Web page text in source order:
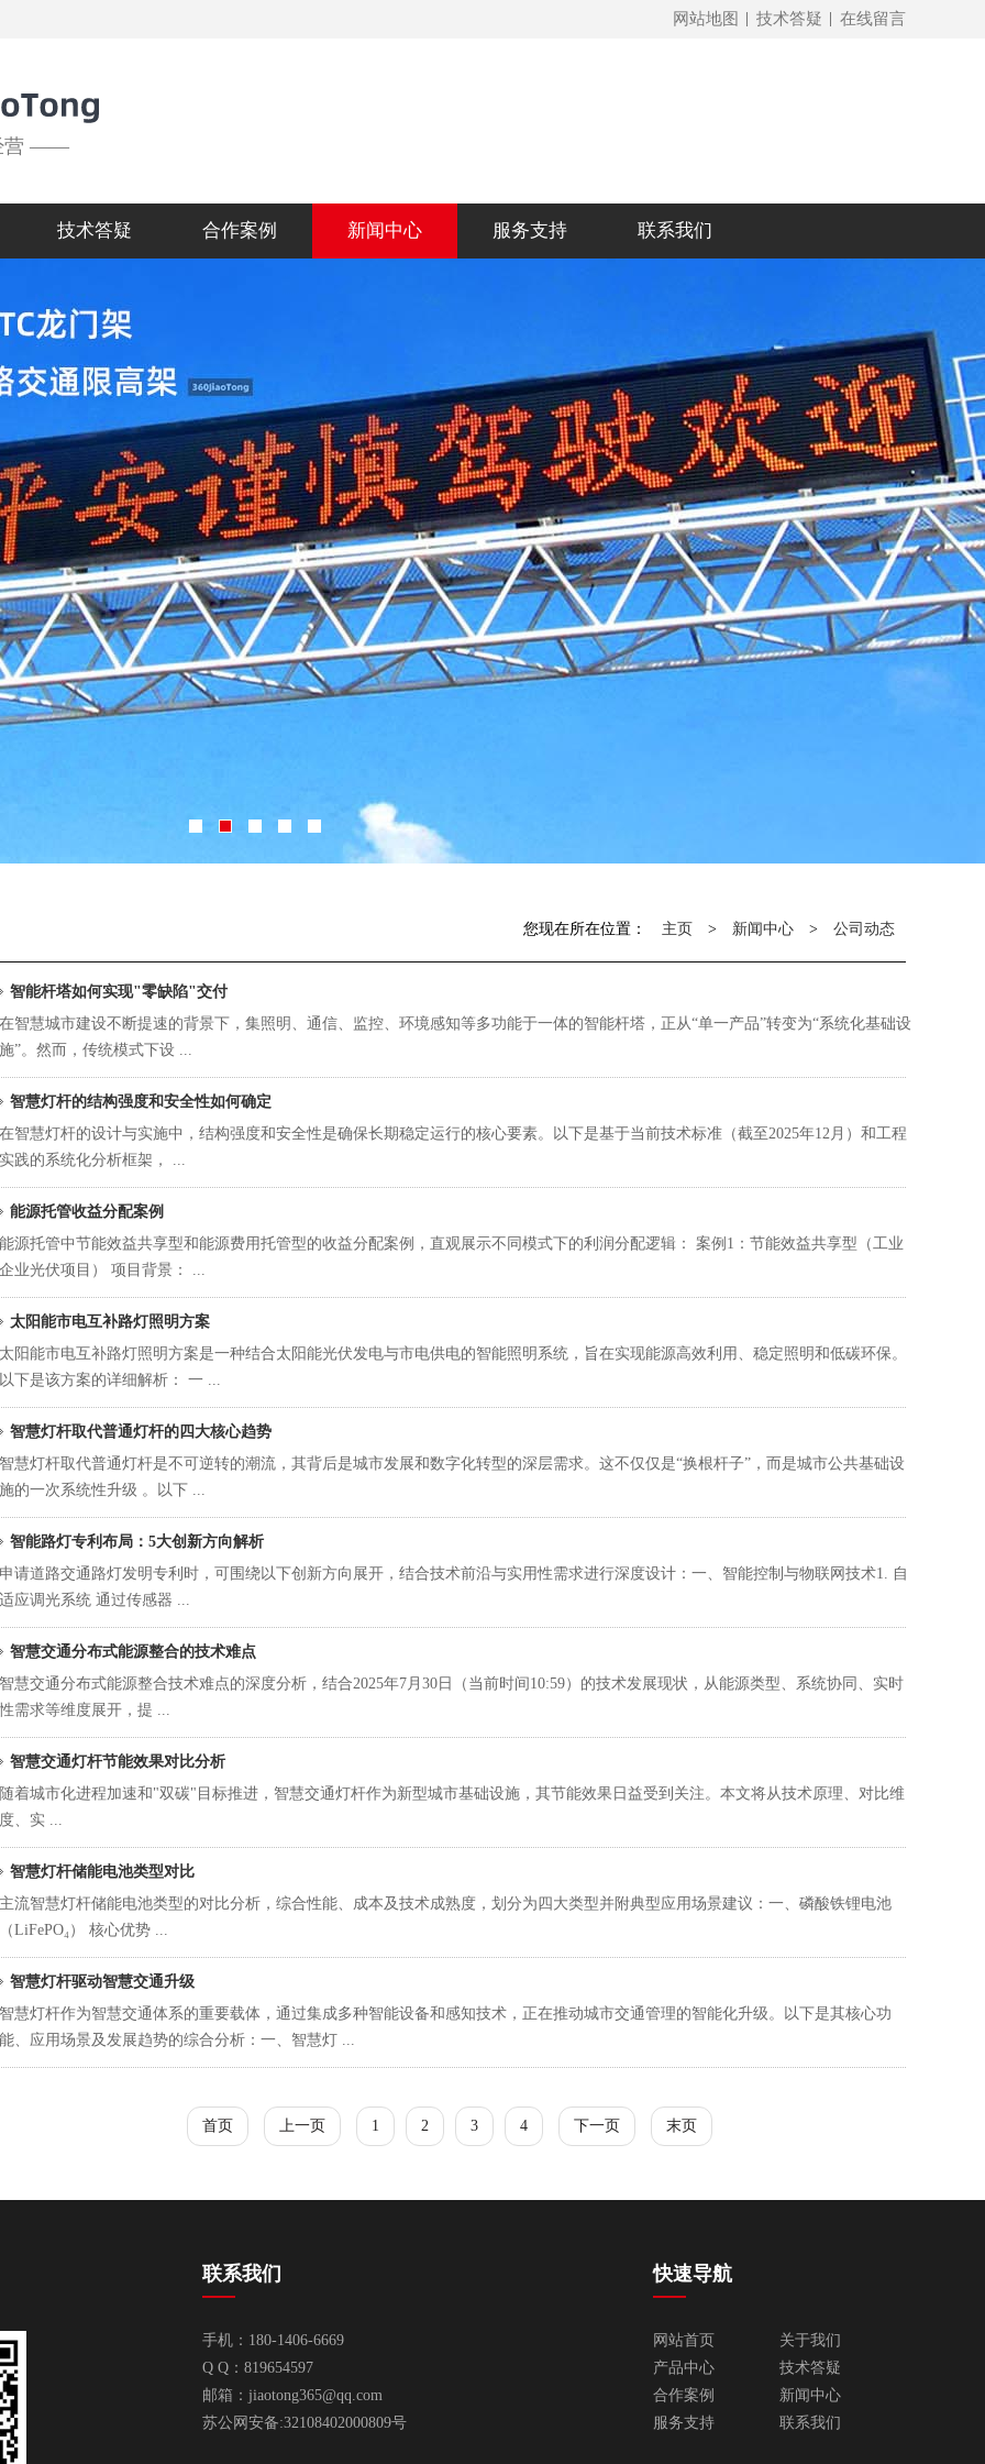
在线留言
技术答疑
网站地图
营 ——
技术答疑 合作案例 新闻中心 服务支持 联系我们
您现在所在位置： 主页 > 新闻中心 > 公司动态
智能杆塔如何实现"零缺陷"交付
在智慧城市建设不断提速的背景下，集照明、通信、监控、环境感知等多功能于一体的智能杆塔，正从“单一产品”转变为“系统化基础设
施”。然而，传统模式下设 ...
智慧灯杆的结构强度和安全性如何确定
在智慧灯杆的设计与实施中，结构强度和安全性是确保长期稳定运行的核心要素。以下是基于当前技术标准（截至2025年12月）和工程
实践的系统化分析框架， ...
能源托管收益分配案例
能源托管中节能效益共享型和能源费用托管型的收益分配案例，直观展示不同模式下的利润分配逻辑： 案例1：节能效益共享型（工业
企业光伏项目） 项目背景： ...
太阳能市电互补路灯照明方案
太阳能市电互补路灯照明方案是一种结合太阳能光伏发电与市电供电的智能照明系统，旨在实现能源高效利用、稳定照明和低碳环保。
以下是该方案的详细解析： 一 ...
智慧灯杆取代普通灯杆的四大核心趋势
智慧灯杆取代普通灯杆是不可逆转的潮流，其背后是城市发展和数字化转型的深层需求。这不仅仅是“换根杆子”，而是城市公共基础设
施的一次系统性升级 。以下 ...
智能路灯专利布局：5大创新方向解析
申请道路交通路灯发明专利时，可围绕以下创新方向展开，结合技术前沿与实用性需求进行深度设计：一、智能控制与物联网技术1. 自
适应调光系统 通过传感器 ...
智慧交通分布式能源整合的技术难点
智慧交通分布式能源整合技术难点的深度分析，结合2025年7月30日（当前时间10:59）的技术发展现状，从能源类型、系统协同、实时
性需求等维度展开，提 ...
智慧交通灯杆节能效果对比分析
随着城市化进程加速和"双碳"目标推进，智慧交通灯杆作为新型城市基础设施，其节能效果日益受到关注。本文将从技术原理、对比维
度、实 ...
智慧灯杆储能电池类型对比
主流智慧灯杆储能电池类型的对比分析，综合性能、成本及技术成熟度，划分为四大类型并附典型应用场景建议：一、磷酸铁锂电池
（LiFePO₄） 核心优势 ...
智慧灯杆驱动智慧交通升级
智慧灯杆作为智慧交通体系的重要载体，通过集成多种智能设备和感知技术，正在推动城市交通管理的智能化升级。以下是其核心功
能、应用场景及发展趋势的综合分析：一、智慧灯 ...
首页 上一页 1 2 3 4 下一页 末页
联系我们
手机：180-1406-6669
Q Q：819654597
邮箱： jiaotong365@qq.com
苏公网安备:32108402000809号
快速导航
网站首页
关于我们
产品中心
技术答疑
合作案例
新闻中心
服务支持
联系我们